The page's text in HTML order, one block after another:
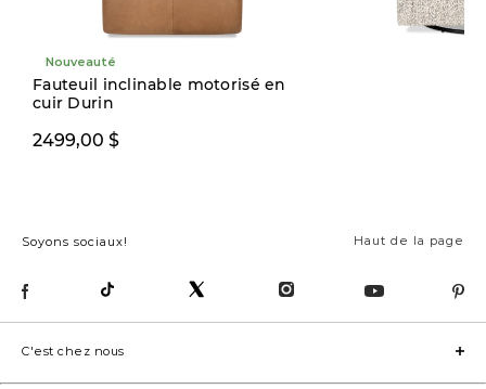
Nouveauté
Fauteuil inclinable motorisé en
cuir Durin
2499,00 $
Haut de la page
Soyons sociaux!
C'est chez nous